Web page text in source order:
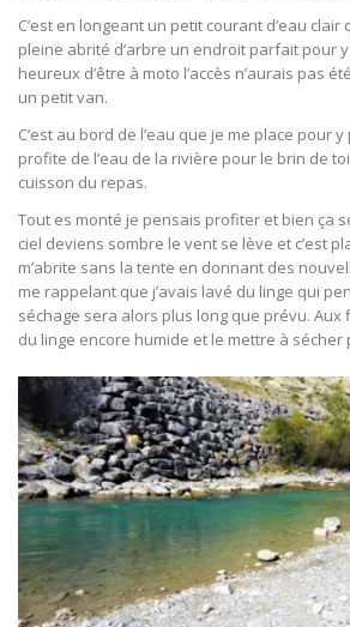
C’est en longeant un petit courant d’eau clair
pleine abrité d’arbre un endroit parfait pour
heureux d’être à moto l’accès n’aurais pas
un petit van.
C’est au bord de l’eau que je me place pour
profite de l’eau de la rivière pour le brin de
cuisson du repas.
Tout es monté je pensais profiter et bien ça
ciel deviens sombre le vent se lève et c’est
m’abrite sans la tente en donnant des
me rappelant que j’avais lavé du linge qui
séchage sera alors plus long que prévu.
du linge encore humide et le mettre à sécher